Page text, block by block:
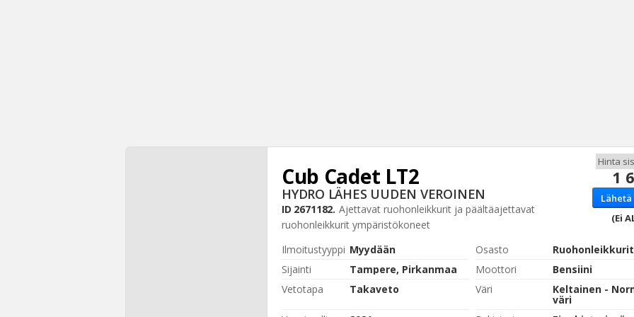
1
(Ei
Cub Cadet LT2
HYDRO LÄHES UUDEN VEROINEN
ID 2671182. Ajettavat ruohonleikkurit ja päältäajettavat
ruohonleikkurit ympäristökoneet
Ilmoitustyyppi Myydään Osasto
Ruohonleikkurit
Sijainti
Tampere, Pirkanmaa Moottori
Bensiini
Vetotapa
Takaveto Väri Keltainen -
väri